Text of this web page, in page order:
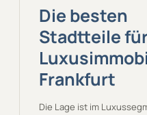
Die besten
Stadtteile
Frankfurt
Die Lage ist im